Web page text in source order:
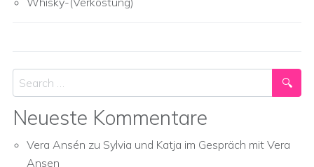
Search
Neueste Kommentare
Vera Ansén zu Sylvia und Katja im Gespräch mit Vera
Ansen